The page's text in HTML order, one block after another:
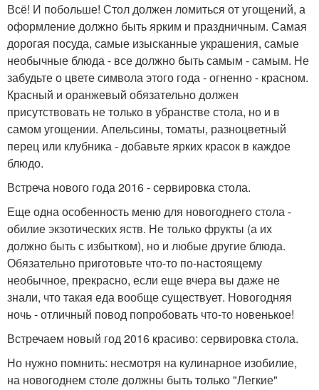
Всё! И побольше! Стол должен ломиться от угощений, а
оформление должно быть ярким и праздничным. Самая
дорогая посуда, самые изысканные украшения, самые
необычные блюда - все должно быть самым - самым. Не
забудьте о цвете символа этого года - огненно - красном.
Красный и оранжевый обязательно должен
присутствовать не только в убранстве стола, но и в
самом угощении. Апельсины, томаты, разноцветный
перец или клубника - добавьте ярких красок в каждое
блюдо.
Встреча нового года 2016 - сервировка стола.
Еще одна особенность меню для новогоднего стола -
обилие экзотических яств. Не только фрукты (а их
должно быть с избытком), но и любые другие блюда.
Обязательно приготовьте что-то по-настоящему
необычное, прекрасно, если еще вчера вы даже не
знали, что такая еда вообще существует. Новогодняя
ночь - отличный повод попробовать что-то новенькое!
Встречаем новый год 2016 красиво: сервировка стола.
Но нужно помнить: несмотря на кулинарное изобилие,
на новогоднем столе должны быть только "Легкие"